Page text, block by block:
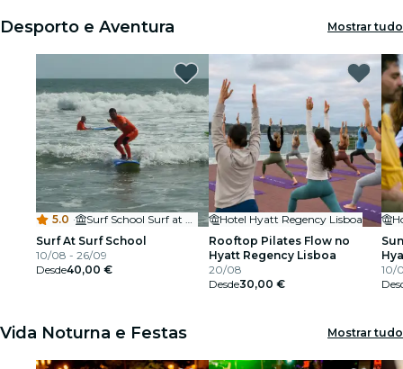
Desporto e Aventura Mostrar tudo
5.0 ·
Surf School Surf at Praia Grande
Surf At Surf School
10/08 - 26/09
Desde40,00 €
Hotel Hyatt Regency Lisboa
Rooftop Pilates Flow no
Hyatt Regency Lisboa
20/08
Desde30,00 €
10/
Vida Noturna e Festas Mostrar tudo